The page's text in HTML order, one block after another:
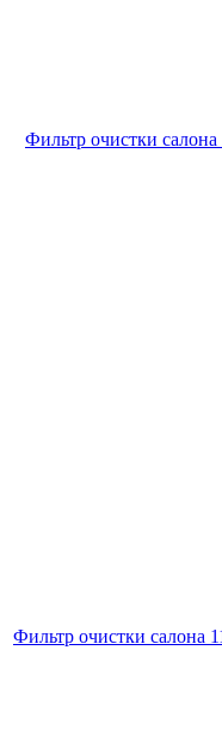
Фильтр очистки
Фильтр очистки